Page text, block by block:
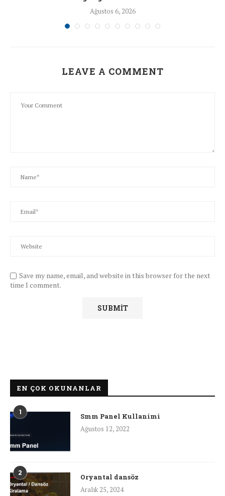
Ağustos 6, 2026
LEAVE A COMMENT
Save my name, email, and website in this browser for the next
time I comment.
EN ÇOK OKUNANLAR
1
Smm Panel Kullanimi
Ağustos 12, 2022
2
Oryantal dansöz
Aralık 25, 2024